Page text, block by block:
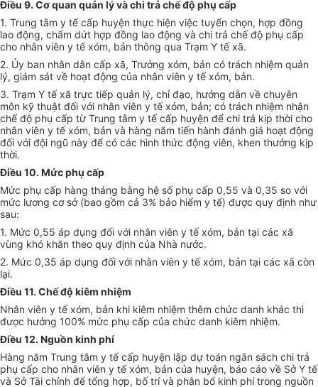
Điều 9. Cơ quan quản lý và chi trả chế độ phụ cấp
1. Trung tâm y tế cấp huyện thực hiện việc tuyển chọn, hợp đồng
lao động, chấm dứt hợp đồng lao động và chi trả chế độ phụ cấp
cho nhân viên y tế xóm, bản thông qua Trạm Y tế xã.
2. Ủy ban nhân dân cấp xã, Trưởng xóm, bản có trách nhiệm quản
lý, giám sát về hoạt động của nhân viên y tế xóm, bản.
3. Trạm Y tế xã trực tiếp quản lý, chỉ đạo, hướng dẫn về chuyên
môn kỹ thuật đối với nhân viên y tế xóm, bản; có trách nhiệm nhận
chế độ phụ cấp từ Trung tâm y tế cấp huyện để chi trả kịp thời cho
nhân viên y tế xóm, bản và hàng năm tiến hành đánh giá hoạt động
đối với đội ngũ này để có các hình thức động viên, khen thưởng kịp
thời.
Điều 10. Mức phụ cấp
Mức phụ cấp hàng tháng bằng hệ số phụ cấp 0,55 và 0,35 so với
mức lương cơ sở (bao gồm cả 3% bảo hiểm y tế) được quy định như
sau:
1. Mức 0,55 áp dụng đối với nhân viên y tế xóm, bản tại các xã
vùng khó khăn theo quy định của Nhà nước.
2. Mức 0,35 áp dụng đối với nhân viên y tế xóm, bản tại các xã còn
lại.
Điều 11. Chế độ kiêm nhiệm
Nhân viên y tế xóm, bản khi kiêm nhiệm thêm chức danh khác thì
được hưởng 100% mức phụ cấp của chức danh kiêm nhiệm.
Điều 12. Nguồn kinh phí
Hàng năm Trung tâm y tế cấp huyện lập dự toán ngân sách chi trả
phụ cấp cho nhân viên y tế xóm, bản của huyện, báo cáo về Sở Y tế
và Sở Tài chính để tổng hợp, bố trí và phân bổ kinh phí trong nguồn